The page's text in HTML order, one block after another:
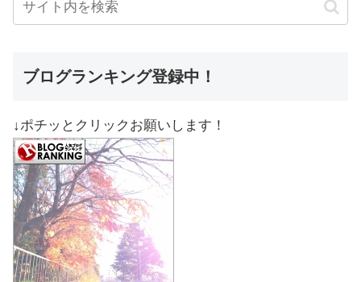
ブログランキング登録中！
↓ポチッとクリックお願いします！